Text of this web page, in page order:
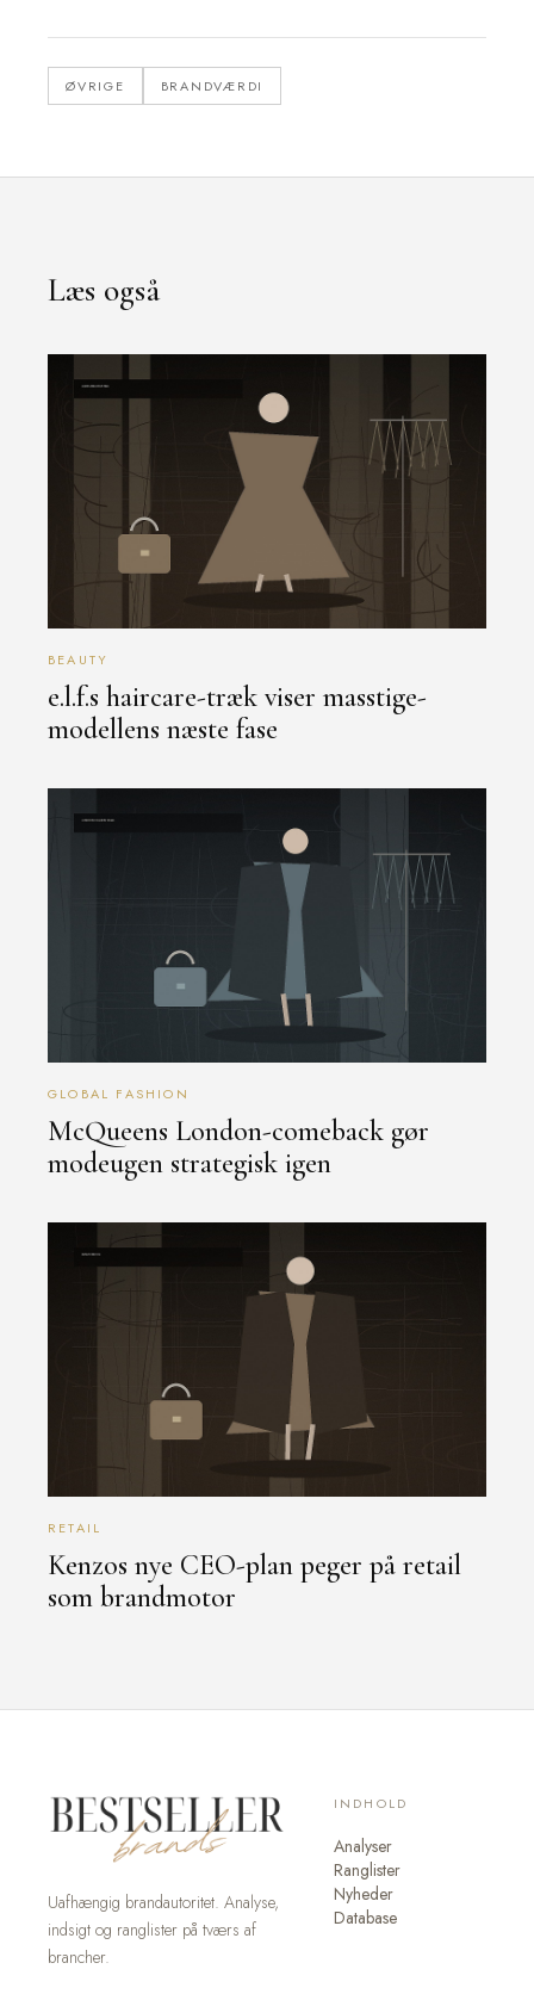
ØVRIGE BRANDVÆRDI
Læs også
BEAUTY
e.l.f.s haircare-træk viser masstige-
modellens næste fase
GLOBAL FASHION
McQueens London-comeback gør
modeugen strategisk igen
RETAIL
Kenzos nye CEO-plan peger på retail
som brandmotor
Uafhængig brandautoritet. Analyse,
indsigt og ranglister på tværs af
brancher.
INDHOLD
Analyser
Ranglister
Nyheder
Database